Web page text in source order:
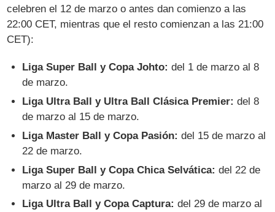
celebren el 12 de marzo o antes dan comienzo a las
22:00 CET, mientras que el resto comienzan a las 21:00
CET):
Liga Super Ball y Copa Johto: del 1 de marzo al 8
de marzo.
Liga Ultra Ball y Ultra Ball Clásica Premier: del 8
de marzo al 15 de marzo.
Liga Master Ball y Copa Pasión: del 15 de marzo al
22 de marzo.
Liga Super Ball y Copa Chica Selvática: del 22 de
marzo al 29 de marzo.
Liga Ultra Ball y Copa Captura: del 29 de marzo al